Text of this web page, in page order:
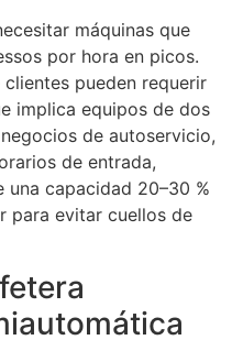
máquinas que
por hora en picos.
pueden requerir
implica equipos de dos
de autoservicio,
de entrada,
una capacidad 20–30 %
para evitar cuellos de